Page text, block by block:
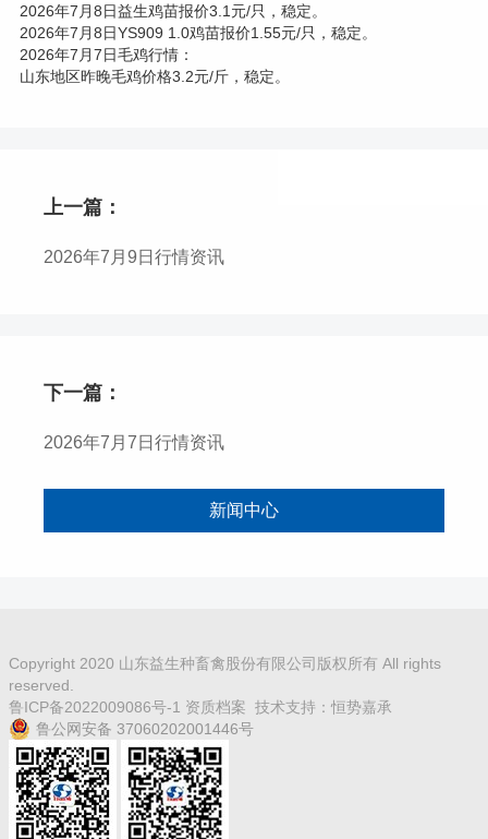
2026年7月8日益生鸡苗报价3.1元/只，稳定。
2026年7月8日YS909 1.0鸡苗报价1.55元/只，稳定。
2026年7月7日毛鸡行情：
山东地区昨晚毛鸡价格3.2元/斤，稳定。
上一篇：
2026年7月9日行情资讯
下一篇：
2026年7月7日行情资讯
新闻中心
Copyright 2020 山东益生种畜禽股份有限公司版权所有 All rights
reserved.
鲁ICP备2022009086号-1 资质档案 技术支持： 恒势嘉承
鲁公网安备 37060202001446号